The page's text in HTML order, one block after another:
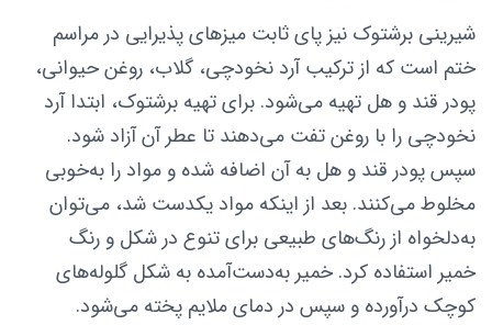
شیرینی برشتوک نیز پای ثابت میزهای پذیرایی در مراسم
ختم است که از ترکیب آرد نخودچی، گلاب، روغن حیوانی،
پودر قند و هل تهیه می‌شود. برای تهیه برشتوک، ابتدا آرد
نخودچی را با روغن تفت می‌دهند تا عطر آن آزاد شود.
سپس پودر قند و هل به آن اضافه شده و مواد را به‌خوبی
مخلوط می‌کنند. بعد از اینکه مواد یکدست شد، می‌توان
به‌دلخواه از رنگ‌های طبیعی برای تنوع در شکل و رنگ
خمیر استفاده کرد. خمیر به‌دست‌آمده به شکل گلوله‌های
کوچک درآورده و سپس در دمای ملایم پخته می‌شود.